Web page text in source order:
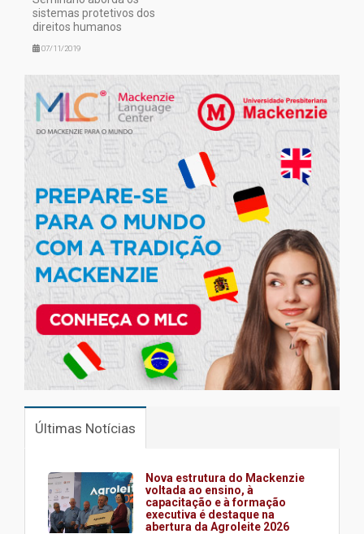
sistemas protetivos dos
direitos humanos
07/11/2019
Últimas Notícias
Nova estrutura do Mackenzie
voltada ao ensino, à
capacitação e à formação
executiva é destaque na
abertura da Agroleite 2026